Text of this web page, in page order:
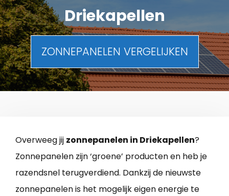
Driekapellen
ZONNEPANELEN VERGELIJKEN
Overweeg jij zonnepanelen in Driekapellen?
Zonnepanelen zijn ‘groene’ producten en heb je
razendsnel terugverdiend. Dankzij de nieuwste
zonnepanelen is het mogelijk eigen energie te